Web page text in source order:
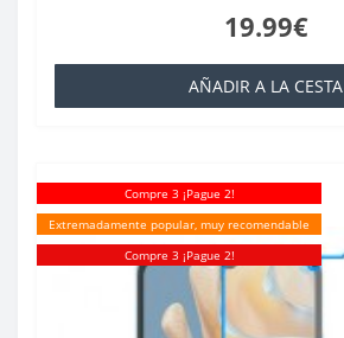
19.99€
AÑADIR A LA CESTA
Compre 3 ¡Pague 2!
Extremadamente popular, muy recomendable
Compre 3 ¡Pague 2!